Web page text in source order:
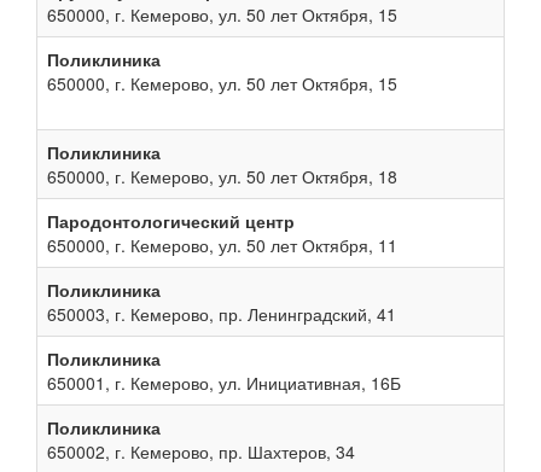
650000, г. Кемерово, ул. 50 лет Октября, 15
Поликлиника
650000, г. Кемерово, ул. 50 лет Октября, 15
Поликлиника
650000, г. Кемерово, ул. 50 лет Октября, 18
Пародонтологический центр
650000, г. Кемерово, ул. 50 лет Октября, 11
Поликлиника
650003, г. Кемерово, пр. Ленинградский, 41
Поликлиника
650001, г. Кемерово, ул. Инициативная, 16Б
Поликлиника
650002, г. Кемерово, пр. Шахтеров, 34